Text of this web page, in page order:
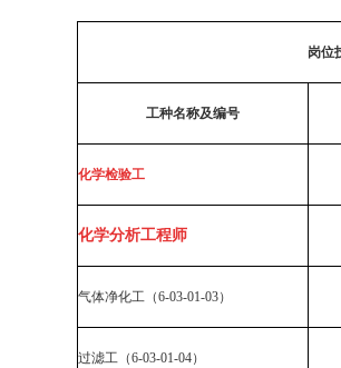
岗位
工种名称及编号
化学检验工
化学分析工程师
气体净化工（6-03-01-03）
过滤工（6-03-01-04）